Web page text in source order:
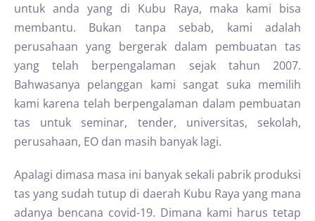
untuk anda yang di Kubu Raya, maka kami bisa
membantu. Bukan tanpa sebab, kami adalah
perusahaan yang bergerak dalam pembuatan tas
yang telah berpengalaman sejak tahun 2007.
Bahwasanya pelanggan kami sangat suka memilih
kami karena telah berpengalaman dalam pembuatan
tas untuk seminar, tender, universitas, sekolah,
perusahaan, EO dan masih banyak lagi.
Apalagi dimasa masa ini banyak sekali pabrik produksi
tas yang sudah tutup di daerah Kubu Raya yang mana
adanya bencana covid-19. Dimana kami harus tetap